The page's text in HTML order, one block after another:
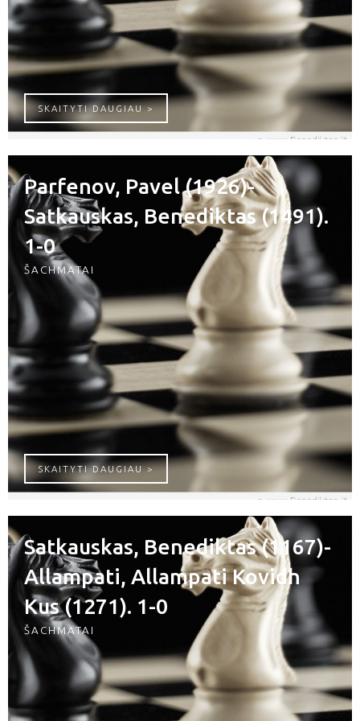
SKAITYTI DAUGIAU >BISHOPPAOLO (1868) –
Parfenov, Pavel (1926)-
Satkauskas, Benediktas (1491).
1-0
ŠACHMATAI
SKAITYTI DAUGIAU >PARFENOV, PAVEL (1926)-
Satkauskas, Benediktas (1167)-
Allampati, Allampati Kovidh
Kus (1271). 1-0
ŠACHMATAI